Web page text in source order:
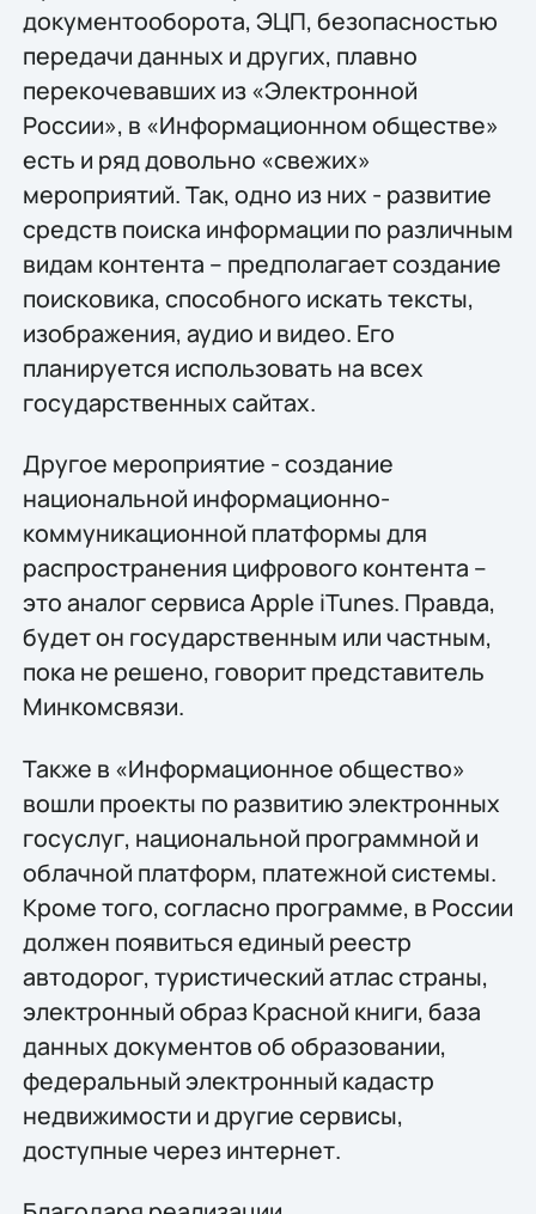
документооборота, ЭЦП, безопасностью
передачи данных и других, плавно
перекочевавших из «Электронной
России», в «Информационном обществе»
есть и ряд довольно «свежих»
мероприятий. Так, одно из них - развитие
средств поиска информации по различным
видам контента – предполагает создание
поисковика, способного искать тексты,
изображения, аудио и видео. Его
планируется использовать на всех
государственных сайтах.
Другое мероприятие - создание
национальной информационно-
коммуникационной платформы для
распространения цифрового контента –
это аналог сервиса Apple iTunes. Правда,
будет он государственным или частным,
пока не решено, говорит представитель
Минкомсвязи.
Также в «Информационное общество»
вошли проекты по развитию электронных
госуслуг, национальной программной и
облачной платформ, платежной системы.
Кроме того, согласно программе, в России
должен появиться единый реестр
автодорог, туристический атлас страны,
электронный образ Красной книги, база
данных документов об образовании,
федеральный электронный кадастр
недвижимости и другие сервисы,
доступные через интернет.